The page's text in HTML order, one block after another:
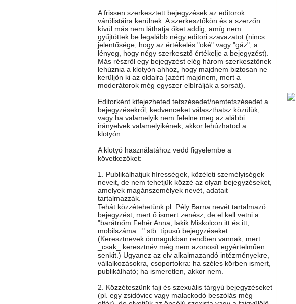
A frissen szerkesztett bejegyzések az editorok
várólistáira kerülnek. A szerkesztőkön és a szerzőn
kívül más nem láthatja őket addig, amíg nem
gyűjtöttek be legalább négy editori szavazatot (nincs
jelentősége, hogy az értékelés "oké" vagy "gáz", a
lényeg, hogy négy szerkesztő értékelje a bejegyzést).
Más részről egy bejegyzést elég három szerkesztőnek
lehúznia a klotyón ahhoz, hogy majdnem biztosan ne
kerüljön ki az oldalra (azért majdnem, mert a
moderátorok még egyszer elbírálják a sorsát).
Editorként kifejezheted tetszésedet/nemtetszésedet a
bejegyzésekről, kedvenceket választhatsz közülük,
vagy ha valamelyik nem felelne meg az alábbi
irányelvek valamelyikének, akkor lehúzhatod a
klotyón.
A klotyó használatához vedd figyelembe a
következőket:
1. Publikálhatjuk hírességek, közéleti személyiségek
neveit, de nem tehetjük közzé az olyan bejegyzéseket,
amelyek magánszemélyek nevét, adatait
tartalmazzák.
Tehát közzétehetünk pl. Pély Barna nevét tartalmazó
bejegyzést, mert ő ismert zenész, de el kell vetni a
"barátnőm Fehér Anna, lakik Miskolcon itt és itt,
mobilszáma..." stb. típusú bejegyzéseket.
(Keresztnevek önmagukban rendben vannak, mert
_csak_ keresztnév még nem azonosít egyértelműen
senkit.) Ugyanez az elv alkalmazandó intézményekre,
vállalkozásokra, csoportokra: ha széles körben ismert,
publikálható; ha ismeretlen, akkor nem.
2. Közzéteszünk faji és szexuális tárgyú bejegyzéseket
(pl. egy zsidóvicc vagy malackodó beszólás még